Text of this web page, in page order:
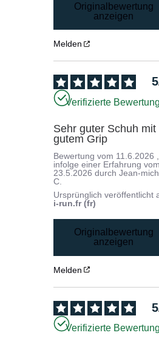
Originalbewertung
anzeigen
Melden
5
Verifizierte
Sehr guter Schuh mit
gutem Grip
Bewertung vom 11.6.2026
infolge einer Erfahrung
23.5.2026 durchJean-
C.
Ursprünglich veröffentlicht
i-run.fr (fr)
Originalbewertung
anzeigen
Melden
5
Verifizierte